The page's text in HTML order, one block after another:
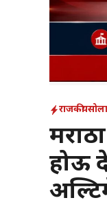
राजकीय
होऊ